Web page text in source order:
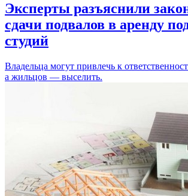
Эксперты разъяснили
сдачи подвалов в аренду
студий
Владельца могут привлечь к
а жильцов — выселить.